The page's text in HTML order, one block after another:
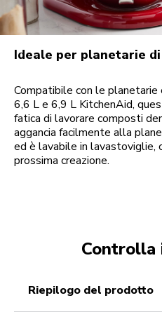
Ideale per planetarie
Compatibile con le
6,6 L e 6,9 L KitchenAid,
fatica di lavorare composti
aggancia facilmente alla
ed è lavabile in lavastoviglie,
prossima creazione.
riepilogo del prodotto